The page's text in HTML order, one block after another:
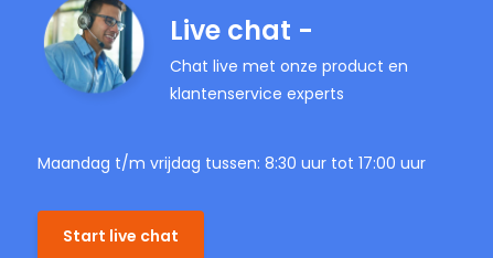
Live chat -
Chat live met onze product en
klantenservice experts
Maandag t/m vrijdag tussen: 8:30 uur tot 17:00 uur
Start live chat